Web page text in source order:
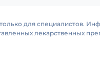
для специалистов.
лекарственных